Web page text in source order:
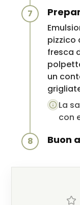
7
pizzico
fresca
un
La
con
8 Buon